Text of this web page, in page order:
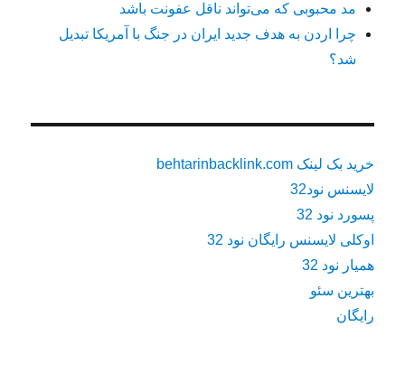
مد محبوبی که می‌تواند ناقل عفونت باشد
چرا اردن به هدف جدید ایران در جنگ با آمریکا تبدیل
شد؟
خرید بک لینک behtarinbacklink.com
لایسنس نود32
پسورد نود 32
اوکلی لایسنس رایگان نود 32
همیار نود 32
بهترین سئو
رایگان